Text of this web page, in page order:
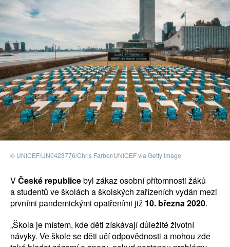
© UNICEF/UN0423776/Chris Farber/UNICEF via Getty Image
VČeské republicebyl zákaz osobní přítomnosti žáků
a studentů ve školách a školských zařízeních vydán mezi
prvními pandemickými opatřeními již 10. března 2020.
„Škola je místem, kde děti získávají důležité životní
návyky. Ve škole se děti učí odpovědnosti a mohou zde